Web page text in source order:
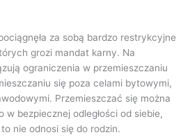
za sobą bardzo restrykcyjne
grozi mandat karny. Na
ograniczenia w przemieszczaniu
się poza celami bytowymi,
Przemieszczać się można
bezpiecznej odległości od siebie,
nie odnosi się do rodzin.